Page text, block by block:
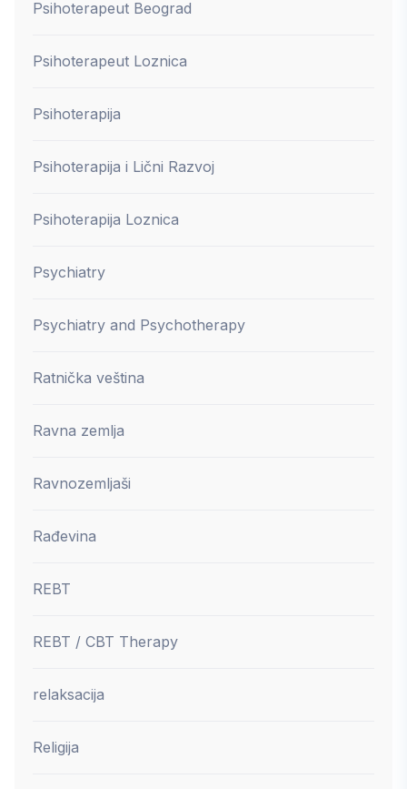
Psihoterapeut Beograd
Psihoterapeut Loznica
Psihoterapija
Psihoterapija i Lični Razvoj
Psihoterapija Loznica
Psychiatry
Psychiatry and Psychotherapy
Ratnička veština
Ravna zemlja
Ravnozemljaši
Rađevina
REBT
REBT / CBT Therapy
relaksacija
Religija